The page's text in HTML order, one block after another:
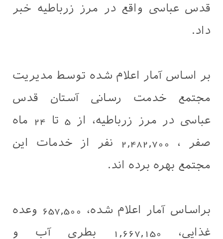
قدس عباسی واقع در مرز زرباطیه خبر
داد.
بر اساس آمار اعلام شده توسط مدیریت
مجتمع خدمت رسانی آستان قدس
عباسی در مرز زرباطیه، از 5 تا 24 ماه
صفر ، 2,482,700 نفر از خدمات این
مجتمع بهره برده اند.
براساس آمار اعلام شده، 657,500 وعده
غذایی، 1,667,150 بطری آب و